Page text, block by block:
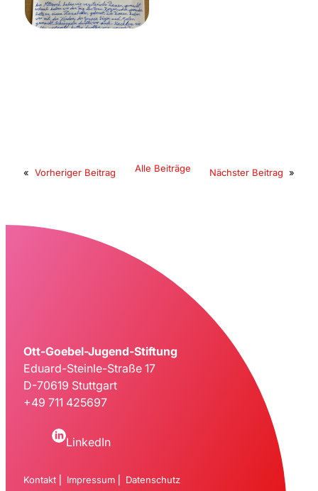
« Vorheriger Beitrag Alle Beiträge Nächster Beitrag »
Ott-Goebel-Jugend-Stiftung
Eduard-Steinle-Straße 17
D-70619 Stuttgart
+49 711 425697
LinkedIn
Kontakt Impressum Datenschutz